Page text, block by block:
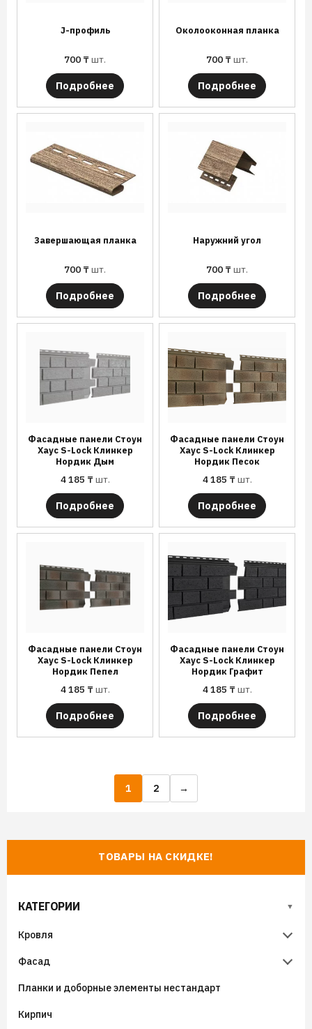
ТОВАРЫ НА СКИДКЕ!
КАТЕГОРИИ
Кровля
Металлочерепица
Металлочерепица Супермонтеррей
Металлочерепица Панорама
Гибкая черепица
Гибкая черепица (мягкая кровля) SHINGLAS
Фальцевая кровля
Фасад
Металлический сайдинг
Виниловый сайдинг
Планки и доборные элементы нестандарт
Кирпич
J-профиль
700 ₸шт.
Подробнее
Околооконная планка
700 ₸шт.
Подробнее
Завершающая планка
700 ₸шт.
Подробнее
Наружний угол
700 ₸шт.
Подробнее
Фасадные панели Стоун
Хаус S-Lock Клинкер
Нордик Дым
4 185 ₸шт.
Подробнее
Фасадные панели Стоун
Хаус S-Lock Клинкер
Нордик Песок
4 185 ₸шт.
Подробнее
Фасадные панели Стоун
Хаус S-Lock Клинкер
Нордик Пепел
4 185 ₸шт.
Подробнее
Фасадные панели Стоун
Хаус S-Lock Клинкер
Нордик Графит
4 185 ₸шт.
Подробнее
1 2 →